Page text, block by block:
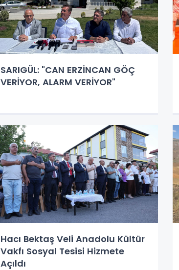
SARIGÜL: "CAN ERZİNCAN GÖÇ
VERİYOR, ALARM VERİYOR"
Hacı Bektaş Veli Anadolu Kültür
Vakfı Sosyal Tesisi Hizmete
Açıldı